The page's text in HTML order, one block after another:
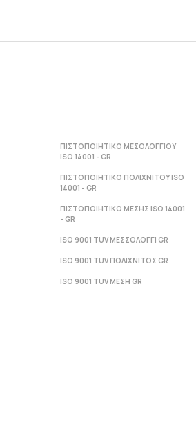
ΠΙΣΤΟΠΟΙΗΤΙΚΟ ΜΕΣΟΛΟΓΓΙΟΥ
ISO 14001 - GR
ΠΙΣΤΟΠΟΙΗΤΙΚΟ ΠΟΛΙΧΝΙΤΟΥ ISO
14001 - GR
ΠΙΣΤΟΠΟΙΗΤΙΚΟ ΜΕΣΗΣ ISO 14001
- GR
ISO 9001 TUV ΜΕΣΣΟΛΟΓΓΙ GR
ISO 9001 TUV ΠΟΛΙΧΝΙΤΟΣ GR
ISO 9001 TUV ΜΕΣΗ GR